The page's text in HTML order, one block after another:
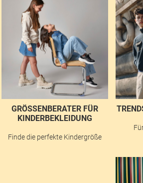
GRÖSSENBERATER FÜR K
INDERBEKLEIDUNG
Finde die perfekte Kindergröße